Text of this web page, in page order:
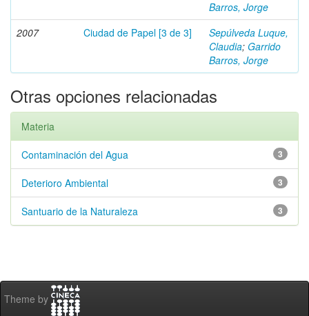
Barros, Jorge
2007
Ciudad de Papel [3 de 3]
Sepúlveda Luque,
Claudia; Garrido
Barros, Jorge
Otras opciones relacionadas
Materia
3
Contaminación del Agua
3
Deterioro Ambiental
3
Santuario de la Naturaleza
Theme by